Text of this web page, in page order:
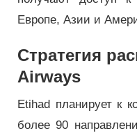
Европе, Азии и
Стратегия
Airways
Etihad планирует к
более 90